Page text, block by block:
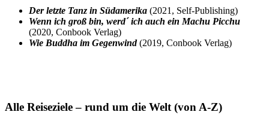
Der letzte Tanz in Südamerika (2021, Self-Publishing)
Wenn ich groß bin, werd´ ich auch ein Machu Picchu
(2020, Conbook Verlag)
Wie Buddha im Gegenwind(2019, Conbook Verlag)
Alle Reiseziele – rund um die Welt (von A-Z)